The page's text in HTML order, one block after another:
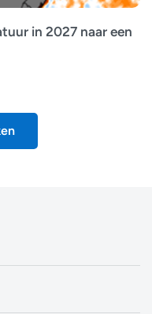
in 2027 naar een